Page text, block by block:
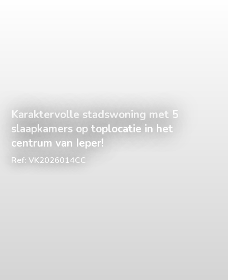
Karaktervolle stadswoning met 5
slaapkamers op toplocatie in het
centrum van Ieper!
Ref: VK2026014CC